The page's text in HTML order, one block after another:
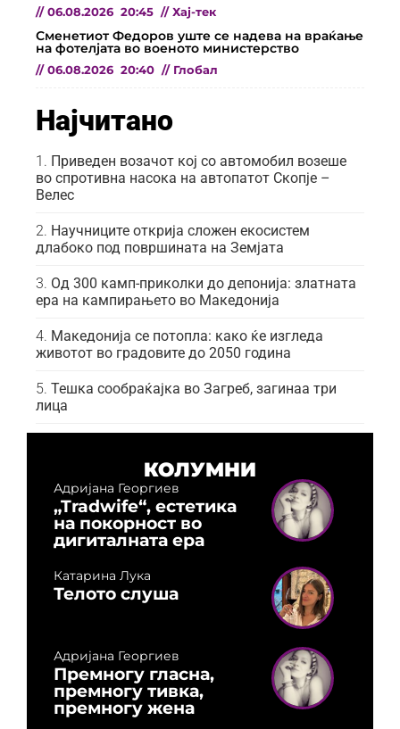
// 06.08.2026 20:45 // Хај-тек
Сменетиот Федоров уште се надева на враќање
на фотелјата во военото министерство
// 06.08.2026 20:40 // Глобал
Најчитано
Приведен возачот кој со автомобил возеше
во спротивна насока на автопатот Скопје –
Велес
Научниците открија сложен екосистем
длабоко под површината на Земјата
Од 300 камп-приколки до депонија: златната
ера на кампирањето во Македонија
Македонија се потопла: како ќе изгледа
животот во градовите до 2050 година
Тешка сообраќајка во Загреб, загинаа три
лица
КОЛУМНИ
Адријана Георгиев
„Tradwife“, естетика
на покорност во
дигиталната ера
Катарина Лука
Телото слуша
Адријана Георгиев
Премногу гласна,
премногу тивка,
премногу жена